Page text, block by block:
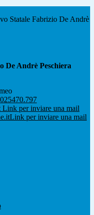
Statale Fabrizio De Andrè
De Andrè Peschiera
Link per inviare una mail
Link per inviare una mail